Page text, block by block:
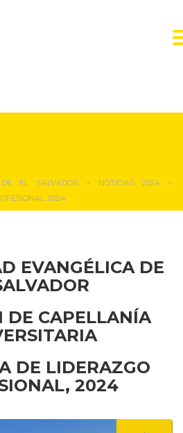
EL SALVADOR > NOTICIAS 2024>
2024
EVANGÉLICA DE
DE CAPELLANÍA
DE LIDERAZGO
2024